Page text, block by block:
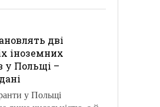
дві
іноземних
у Польщі –
у Польщі